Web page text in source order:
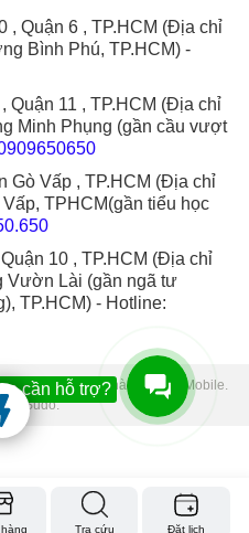
, Quận 6 , TP.HCM (Địa chỉ
Bình Phú, TP.HCM) -
11 , TP.HCM (Địa chỉ
Minh Phụng (gần cầu vượt
Gò Vấp , TP.HCM (Địa chỉ
TPHCM(gần tiểu học
10 , TP.HCM (Địa chỉ
Vườn Lài (gần ngã tư
TP.HCM) - Hotline:
thoại di động Thành Trung Mobile.
by Sudo.
Tra cứu Đặt lịch
cần hỗ trợ?